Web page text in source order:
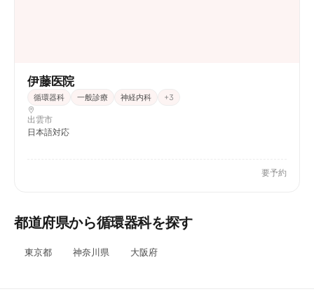
伊藤医院
循環器科 一般診療 神経内科 +3
出雲市
日本語対応
要予約
都道府県から循環器科を探す
東京都 神奈川県 大阪府